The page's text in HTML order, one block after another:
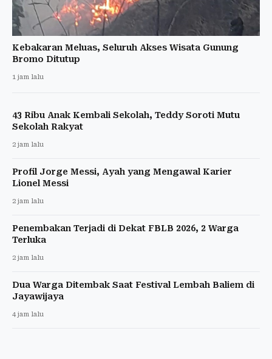
Kebakaran Meluas, Seluruh Akses Wisata Gunung
Bromo Ditutup
1 jam lalu
43 Ribu Anak Kembali Sekolah, Teddy Soroti Mutu
Sekolah Rakyat
2 jam lalu
Profil Jorge Messi, Ayah yang Mengawal Karier
Lionel Messi
2 jam lalu
Penembakan Terjadi di Dekat FBLB 2026, 2 Warga
Terluka
2 jam lalu
Dua Warga Ditembak Saat Festival Lembah Baliem di
Jayawijaya
4 jam lalu